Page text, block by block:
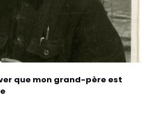
que mon grand-père est